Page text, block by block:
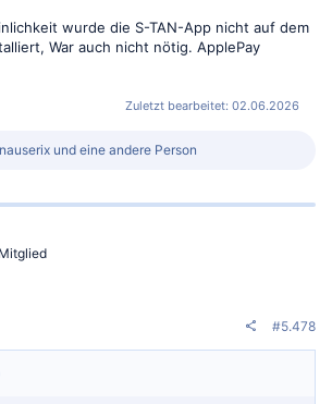
wurde die S-TAN-App nicht auf dem
War auch nicht nötig. ApplePay
Zuletzt bearbeitet: 02.06.2026
und eine andere Person
#5.478